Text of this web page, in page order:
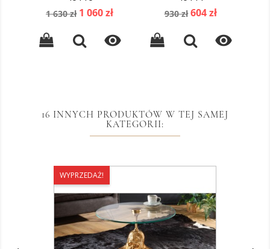
Cena
1 630 zł Cena
1 060 zł

Cena
930 zł Cena
604 zł

16 INNYCH PRODUKTÓW W TEJ SAMEJ
KATEGORII:
WYPRZEDAŻ!